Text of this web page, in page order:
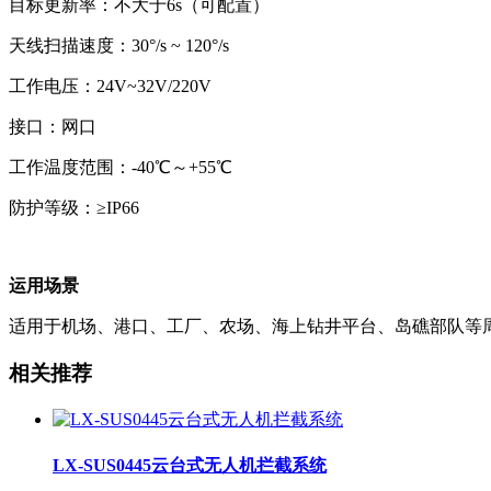
目标更新率：不大于6s（可配置）
天线扫描速度：30°/s ~ 120°/s
工作电压：24V~32V/220V
接口：网口
工作温度范围：-40℃～+55℃
防护等级：≥IP66
运用场景
适用于机场、港口、工厂、农场、海上钻井平台、岛礁部队等
相关推荐
LX-SUS0445云台式无人机拦截系统